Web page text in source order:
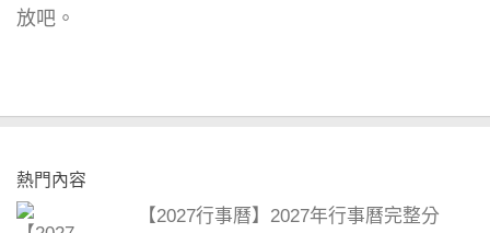
放吧。
熱門內容
【2027行事曆】2027年行事曆完整分